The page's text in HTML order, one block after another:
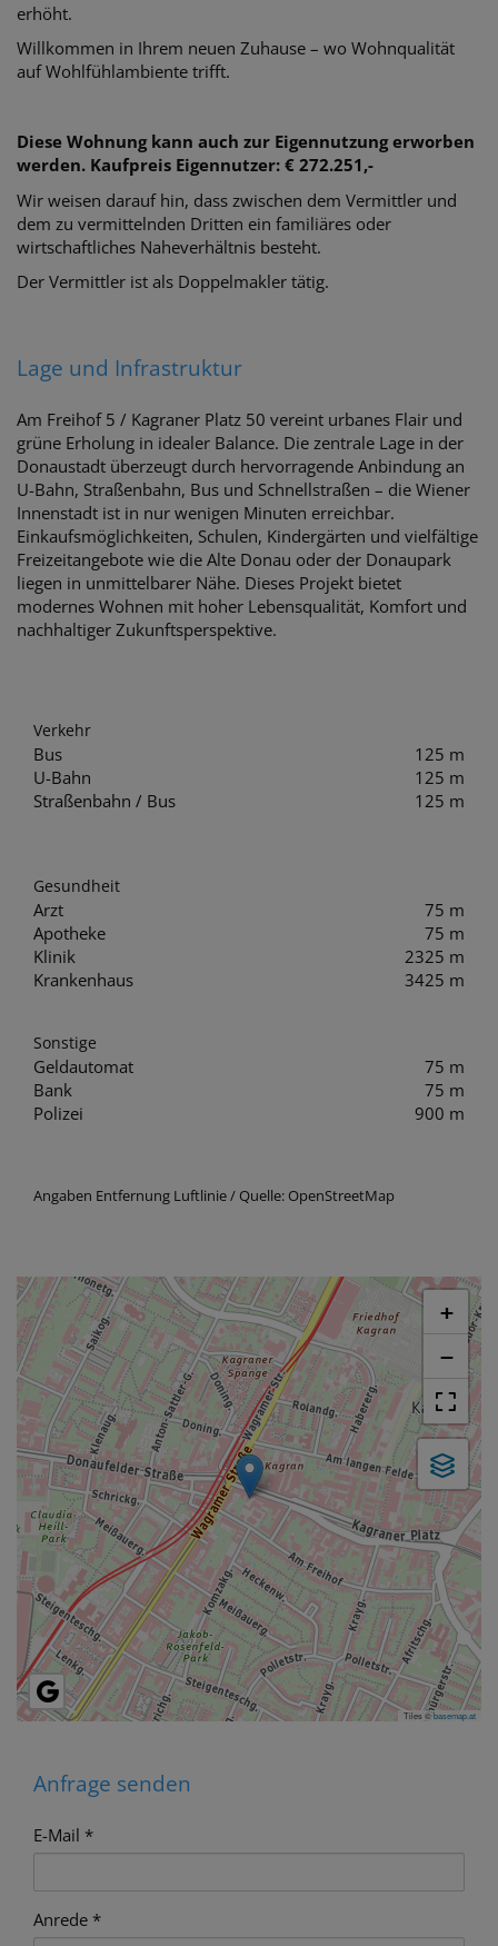
erhöht.
Willkommen in Ihrem neuen Zuhause – wo Wohnqualität
auf Wohlfühlambiente trifft.
Diese Wohnung kann auch zur Eigennutzung erworben
werden. Kaufpreis Eigennutzer: € 272.251,-
Wir weisen darauf hin, dass zwischen dem Vermittler und
dem zu vermittelnden Dritten ein familiäres oder
wirtschaftliches Naheverhältnis besteht.
Der Vermittler ist als Doppelmakler tätig.
Lage und Infrastruktur
Am Freihof 5 / Kagraner Platz 50 vereint urbanes Flair und
grüne Erholung in idealer Balance. Die zentrale Lage in der
Donaustadt überzeugt durch hervorragende Anbindung an
U-Bahn, Straßenbahn, Bus und Schnellstraßen – die Wiener
Innenstadt ist in nur wenigen Minuten erreichbar.
Einkaufsmöglichkeiten, Schulen, Kindergärten und vielfältige
Freizeitangebote wie die Alte Donau oder der Donaupark
liegen in unmittelbarer Nähe. Dieses Projekt bietet
modernes Wohnen mit hoher Lebensqualität, Komfort und
nachhaltiger Zukunftsperspektive.
Verkehr
Bus
125 m
U-Bahn
125 m
Straßenbahn / Bus
125 m
Gesundheit
Arzt
75 m
Apotheke
75 m
Klinik
2325 m
Krankenhaus
3425 m
Sonstige
Geldautomat
75 m
Bank
75 m
Polizei
900 m
Angaben Entfernung Luftlinie / Quelle: OpenStreetMap
+
−
Tiles ©basemap.at
Anfrage senden
E-Mail
Anrede